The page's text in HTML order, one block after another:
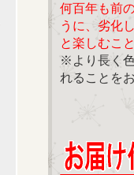
何百年も前
うに、劣化
と楽しむこ
※より長く
れることを